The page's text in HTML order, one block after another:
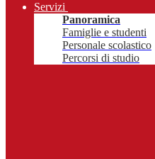
Servizi
Panoramica
Famiglie e studenti
Personale scolastico
Percorsi di studio